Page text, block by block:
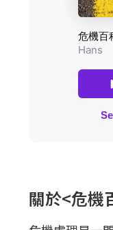
關於<危機